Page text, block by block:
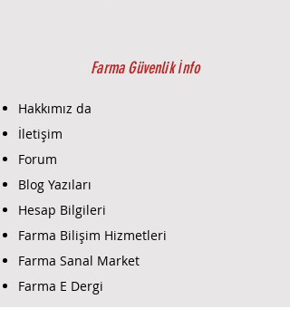
Farma Güvenlik İnfo
Hakkımız da
İletişim
Forum
Blog Yazıları
Hesap Bilgileri
Farma Bilişim Hizmetleri
Farma Sanal Market
Farma E Dergi